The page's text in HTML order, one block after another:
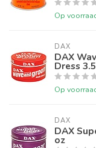
Op
DAX
DAX
Dress
Op
DAX
DAX
oz